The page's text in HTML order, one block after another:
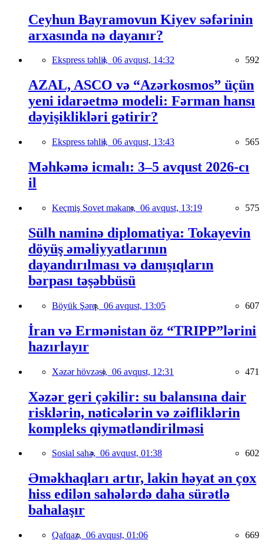
Ceyhun Bayramovun Kiyev səfərinin
arxasında nə dayanır?
Ekspress təhlil, 06 avqust, 14:32 592
AZAL, ASCO və “Azərkosmos” üçün
yeni idarəetmə modeli: Fərman hansı
dəyişiklikləri gətirir?
Ekspress təhlil, 06 avqust, 13:43 565
Məhkəmə icmalı: 3–5 avqust 2026-cı
il
Keçmiş Sovet məkanı, 06 avqust, 13:19 575
Sülh naminə diplomatiya: Tokayevin
döyüş əməliyyatlarının
dayandırılması və danışıqların
bərpası təşəbbüsü
Böyük Şərq, 06 avqust, 13:05 607
İran və Ermənistan öz “TRIPP”lərini
hazırlayır
Xəzər hövzəsi, 06 avqust, 12:31 471
Xəzər geri çəkilir: su balansına dair
risklərin, nəticələrin və zəifliklərin
kompleks qiymətləndirilməsi
Sosial sahə, 06 avqust, 01:38 602
Əməkhaqları artır, lakin həyat ən çox
hiss edilən sahələrdə daha sürətlə
bahalaşır
Qafqaz, 06 avqust, 01:06 669